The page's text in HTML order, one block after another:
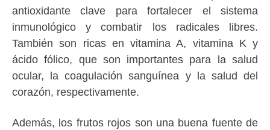
antioxidante clave para fortalecer el sistema
inmunológico y combatir los radicales libres.
También son ricas en vitamina A, vitamina K y
ácido fólico, que son importantes para la salud
ocular, la coagulación sanguínea y la salud del
corazón, respectivamente.
Además, los frutos rojos son una buena fuente de